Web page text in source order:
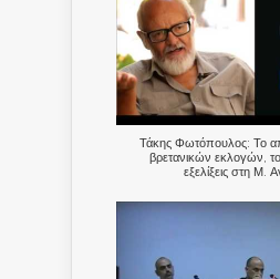
Τάκης Φωτόπουλος: Το
βρετανικών εκλογών,
εξελίξεις στη Μ.